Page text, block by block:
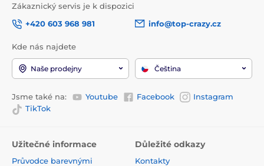
Zákaznický servis je k dispozici
+420 603 968 981
info@top-crazy.cz
Kde nás najdete
Naše prodejny Čeština
Jsme také na: Youtube Facebook
Instagram
TikTok
Užitečné informace
Průvodce barevnými
Důležité odkazy
Kontakty